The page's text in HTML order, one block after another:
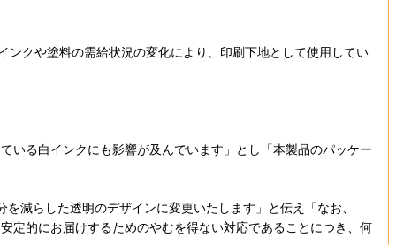
クや塗料の需給状況の変化により、印刷下地として使用してい
いる白インクにも影響が及んでいます」とし「本製品のパッケー
減らした透明のデザインに変更いたします」と伝え「なお、
定的にお届けするためのやむを得ない対応であることにつき、何